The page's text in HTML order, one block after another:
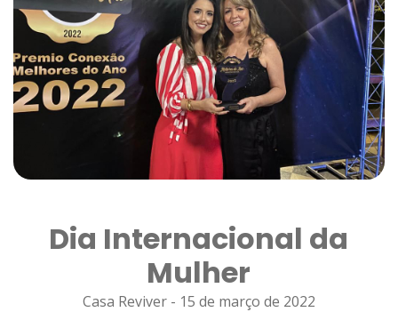
Dia Internacional da
Mulher
Casa Reviver - 15 de março de 2022